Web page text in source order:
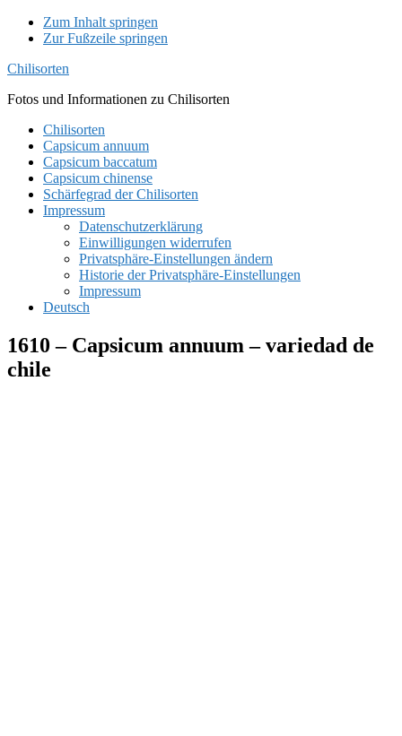
Zum Inhalt springen
Zur Fußzeile springen
Chilisorten
Fotos und Informationen zu Chilisorten
Chilisorten
Capsicum annuum
Capsicum baccatum
Capsicum chinense
Schärfegrad der Chilisorten
Impressum
Datenschutzerklärung
Einwilligungen widerrufen
Privatsphäre-Einstellungen ändern
Historie der Privatsphäre-Einstellungen
Impressum
Deutsch
1610 – Capsicum annuum – variedad de
chile